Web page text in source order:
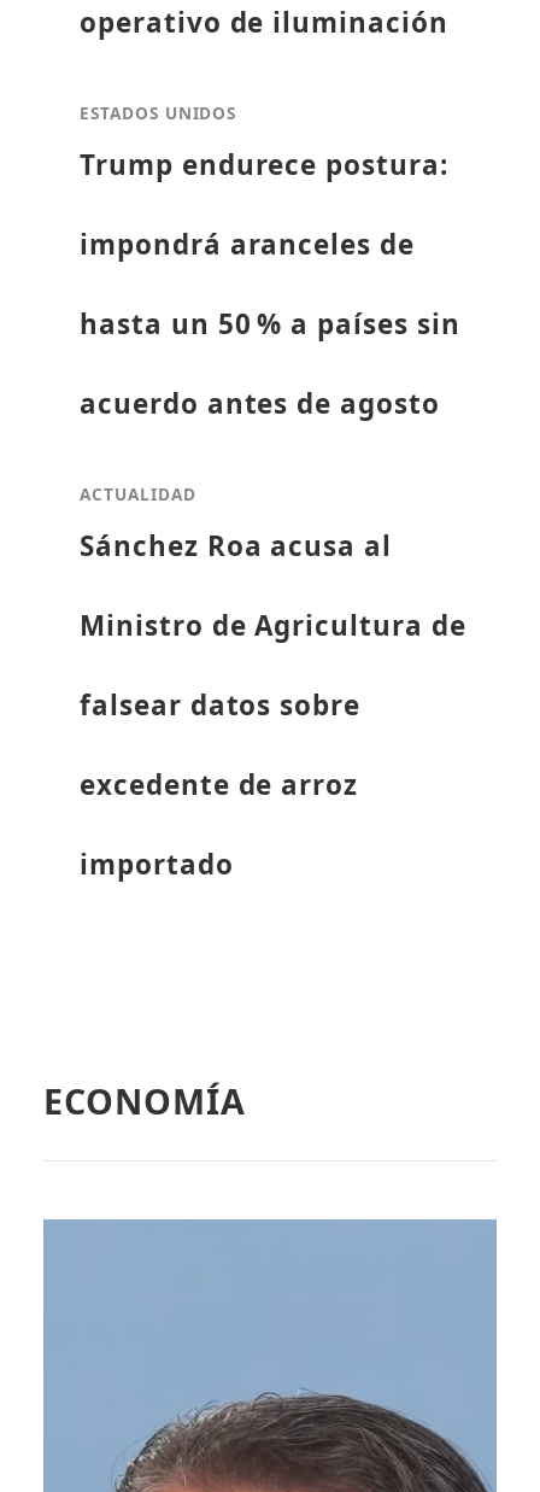
operativo de iluminación
ESTADOS UNIDOS
Trump endurece postura:
impondrá aranceles de
hasta un 50 % a países sin
acuerdo antes de agosto
ACTUALIDAD
Sánchez Roa acusa al
Ministro de Agricultura de
falsear datos sobre
excedente de arroz
importado
ECONOMÍA